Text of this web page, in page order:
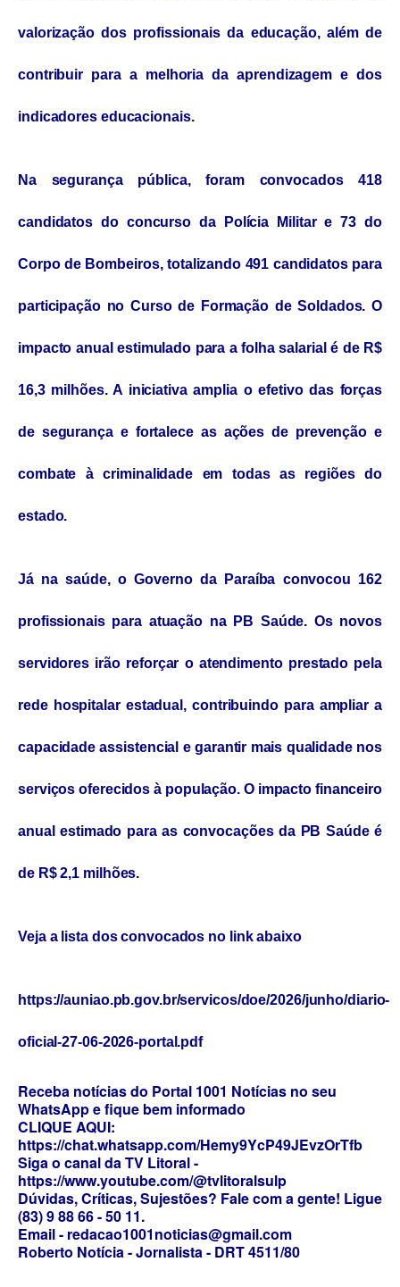
valorização dos profissionais da educação, além de
contribuir para a melhoria da aprendizagem e dos
indicadores educacionais.
Na segurança pública, foram convocados 418
candidatos do concurso da Polícia Militar e 73 do
Corpo de Bombeiros, totalizando 491 candidatos para
participação no Curso de Formação de Soldados. O
impacto anual estimulado para a folha salarial é de R$
16,3 milhões. A iniciativa amplia o efetivo das forças
de segurança e fortalece as ações de prevenção e
combate à criminalidade em todas as regiões do
estado.
Já na saúde, o Governo da Paraíba convocou 162
profissionais para atuação na PB Saúde. Os novos
servidores irão reforçar o atendimento prestado pela
rede hospitalar estadual, contribuindo para ampliar a
capacidade assistencial e garantir mais qualidade nos
serviços oferecidos à população. O impacto financeiro
anual estimado para as convocações da PB Saúde é
de R$ 2,1 milhões.
Veja a lista dos convocados no link abaixo
https://auniao.pb.gov.br/servicos/doe/2026/junho/diario-
oficial-27-06-2026-portal.pdf
Receba notícias do Portal 1001 Notícias no seu
WhatsApp e fique bem informado
CLIQUE AQUI:
https://chat.whatsapp.com/Hemy9YcP49JEvzOrTfb
Siga o canal da TV Litoral -
https://www.youtube.com/@tvlitoralsulp
Dúvidas, Críticas, Sujestões? Fale com a gente! Ligue
(83) 9 88 66 - 50 11.
Email - redacao1001noticias@gmail.com
Roberto Notícia - Jornalista - DRT 4511/80